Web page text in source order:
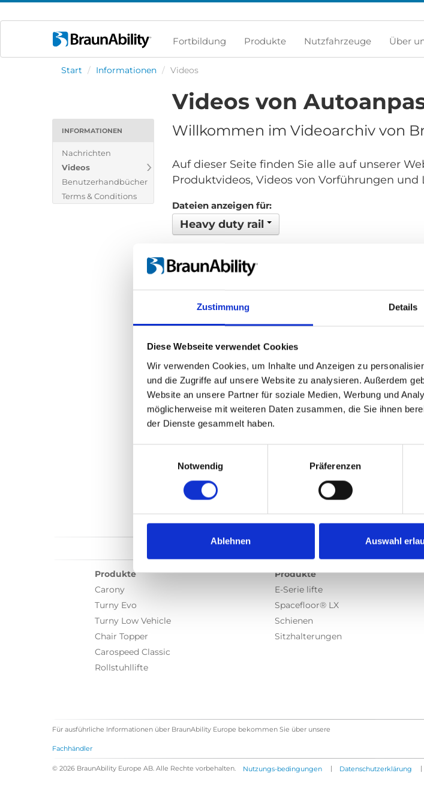
Zustimmung Details
Diese Webseite verwendet Cookies
Wir verwenden Cookies, um Inhalte und Anzeigen zu
und die Zugriffe auf unsere Website zu analysieren. Außerdem
Website an unsere Partner für soziale Medien, Werbung und
möglicherweise mit weiteren Daten zusammen, die Sie ihnen
der Dienste gesammelt haben.
Notwendig
Präferenzen
Ablehnen Auswahl
Fortbildung Produkte Nutzfahrzeuge Über
Start / Informationen / Videos
INFORMATIONEN
Nachrichten
Videos
Benutzerhandbücher
Terms & Conditions
Videos von
Willkommen im Videoarchiv von
Auf dieser Seite finden Sie alle auf unserer
Produktvideos, Videos von Vorführungen und
Dateien anzeigen für:
Heavy duty rail
Zurück 1
Produkte
Carony
Turny Evo
Turny Low Vehicle
Chair Topper
Carospeed Classic
Rollstuhllifte
Produkte
E-Serie lifte
Spacefloor® LX
Schienen
Sitzhalterungen
Für ausführliche Informationen über BraunAbility Europe bekommen Sie über unsere
Fachhändler
© 2026 BraunAbility Europe AB. Alle Rechte vorbehalten. Nutzungs-bedingungen | Datenschutzerklärung |